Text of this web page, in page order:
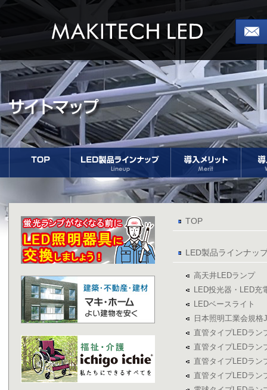
TOP
LED製品ラインナッ
高天井LEDランプ
LED投光器・LED充
LEDベースライト
日本照明工業会規
直管タイプLEDラン
直管タイプLEDラン
直管タイプLEDラン
直管タイプLEDラン